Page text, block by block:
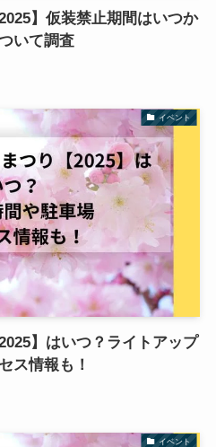
】仮装禁止期間はいつか
いて調査
イベント
】はいつ？ライトアップ
ス情報も！
イベント